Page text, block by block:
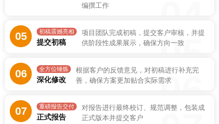
编撰工作
05 初稿震撼亮相
提交初稿
项目团队完成初稿，提交客户审核，并提
供阶段性成果展示，确保方向一致
05
06 全方位锤炼
深化修改
根据客户的反馈意见，对初稿进行补充完
善，确保方案更加贴合实际需求06
07 重磅报告交付
正式报告
对报告进行最终校订、规范调整，包装成
正式版本并提交客户